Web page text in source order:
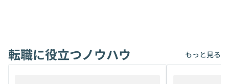
けでなく、想像以上の範囲まで自動化でき
ることは、まだあまり知られていません。
は、評判では
ているAIを選ぶこ
転職に役立つノウハウ もっと見る